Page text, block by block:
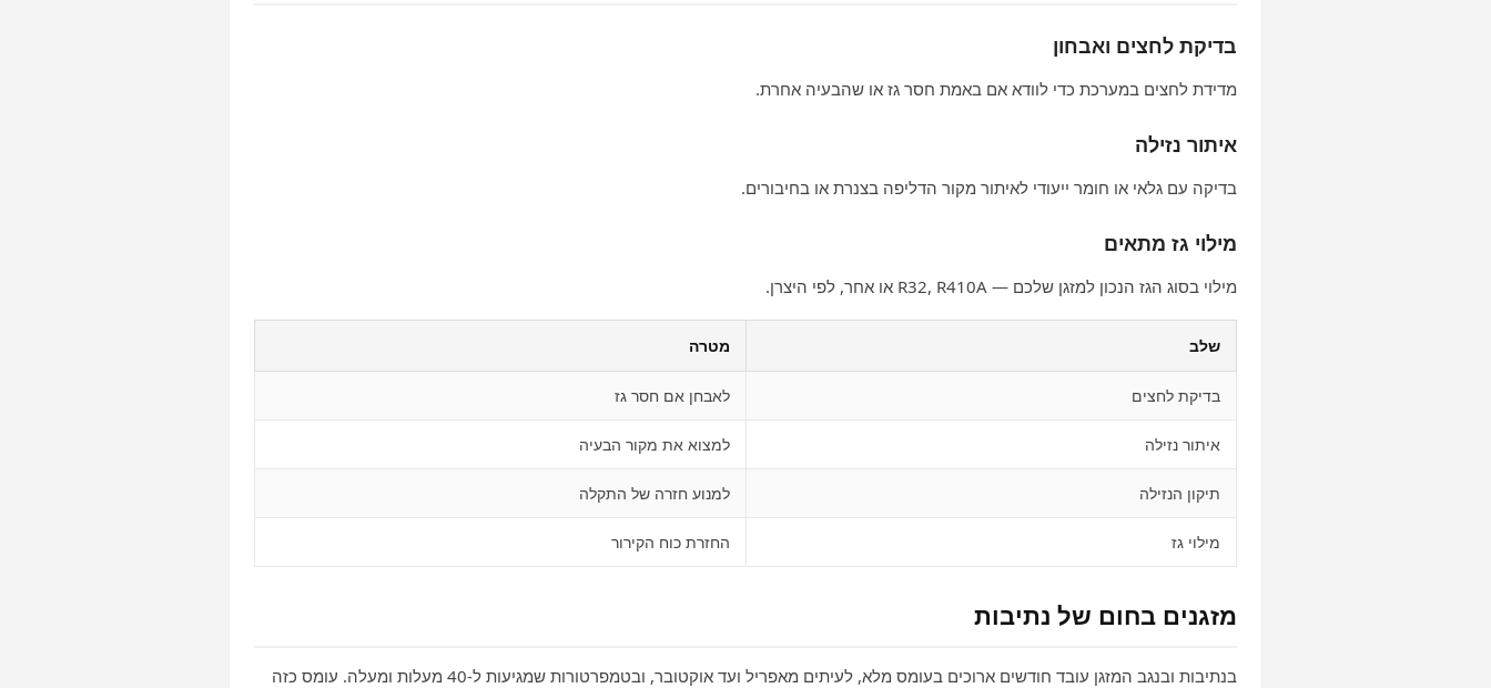
בדיקת לחצים ואבחון
מדידת לחצים במערכת כדי לוודא אם באמת חסר גז או שהבעיה אחרת.
איתור נזילה
בדיקה עם גלאי או חומר ייעודי לאיתור מקור הדליפה בצנרת או בחיבורים.
מילוי גז מתאים
מילוי בסוג הגז הנכון למזגן שלכם — R32, R410A או אחר, לפי היצרן.
שלב מטרה
בדיקת לחצים לאבחן אם חסר גז
איתור נזילה למצוא את מקור הבעיה
תיקון הנזילה למנוע חזרה של התקלה
מילוי גז החזרת כוח הקירור
מזגנים בחום של נתיבות
בנתיבות ובנגב המזגן עובד חודשים ארוכים בעומס מלא, לעיתים מאפריל ועד אוקטובר, ובטמפרטורות שמגיעות ל‑40 מעלות ומעלה. עומס כזה